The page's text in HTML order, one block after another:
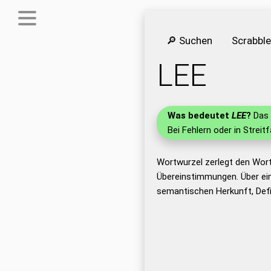
🔎 Suchen
LEE
Was bedeutet LEE?
Bei Fehlern oder in
Wortwurzel zerlegt den
Übereinstimmungen. Über
semantischen Herkunft,